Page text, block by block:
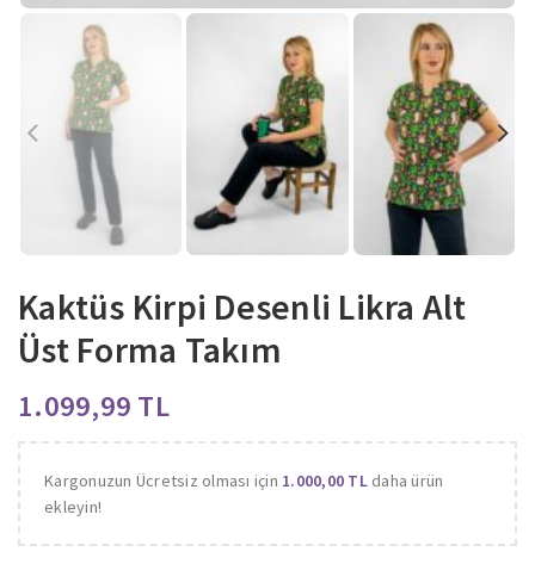
Kaktüs Kirpi Desenli Likra Alt
Üst Forma Takım
TL
Kargonuzun Ücretsiz olması için 1.000,00 TLdaha ürün
ekleyin!